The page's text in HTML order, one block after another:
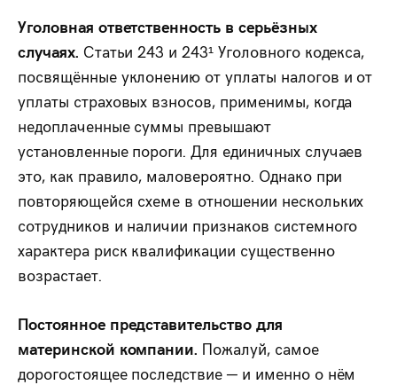
Уголовная ответственность в серьёзных
случаях. Статьи 243 и 243¹ Уголовного кодекса,
посвящённые уклонению от уплаты налогов и от
уплаты страховых взносов, применимы, когда
недоплаченные суммы превышают
установленные пороги. Для единичных случаев
это, как правило, маловероятно. Однако при
повторяющейся схеме в отношении нескольких
сотрудников и наличии признаков системного
характера риск квалификации существенно
возрастает.
Постоянное представительство для
материнской компании. Пожалуй, самое
дорогостоящее последствие — и именно о нём